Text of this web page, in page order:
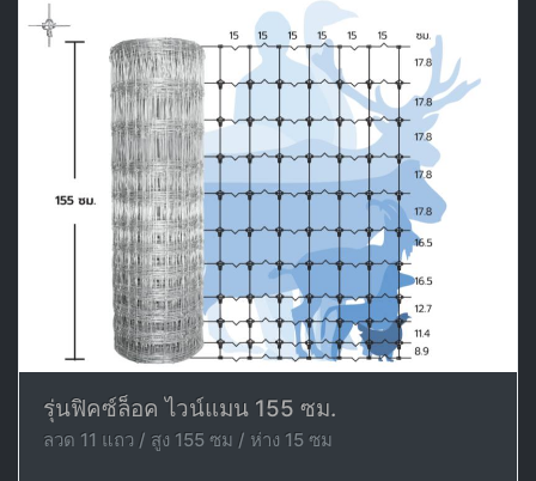
รุ่นฟิคซ์ล็อค ไวน์แมน 155 ซม.
ลวด 11 แถว / สูง 155 ซม / ห่าง 15 ซม